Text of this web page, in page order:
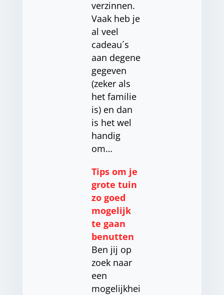
verzinnen.
Vaak heb je
al veel
cadeau´s
aan degene
gegeven
(zeker als
het familie
is) en dan
is het wel
handig
om…
Tips om je
grote tuin
zo goed
mogelijk
te gaan
benutten
Ben jij op
zoek naar
een
mogelijkhei